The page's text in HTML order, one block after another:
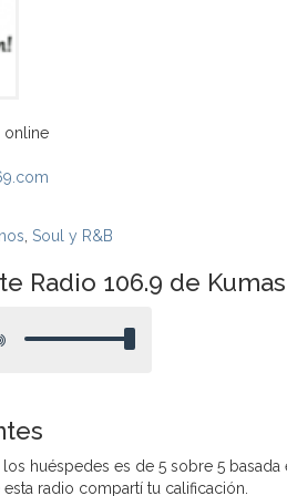
online
Soul y R&B
Radio 106.9 de
los huéspedes es de 5 sobre 5 basada
radio compartí tu calificación.